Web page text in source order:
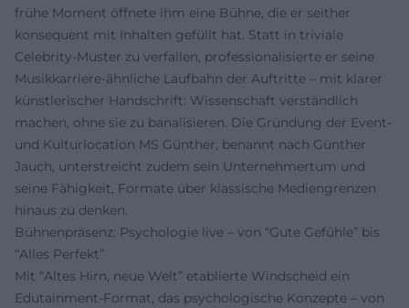
frühe Moment öffnete ihm eine Bühne, die er seither
konsequent mit Inhalten gefüllt hat. Statt in triviale
Celebrity-Muster zu verfallen, professionalisierte er seine
Musikkarriere-ähnliche Laufbahn der Auftritte – mit klarer
künstlerischer Handschrift: Wissenschaft verständlich
machen, ohne sie zu banalisieren. Die Gründung der Event-
und Kulturlocation MS Günther, benannt nach Günther
Jauch, unterstreicht zudem sein Unternehmertum und
seine Fähigkeit, Formate über klassische Mediengrenzen
hinaus zu denken.
Bühnenpräsenz: Psychologie live – von “Gute Gefühle” bis
“Alles Perfekt”
Mit “Altes Hirn, neue Welt” etablierte Windscheid ein
Edutainment-Format, das psychologische Konzepte – von